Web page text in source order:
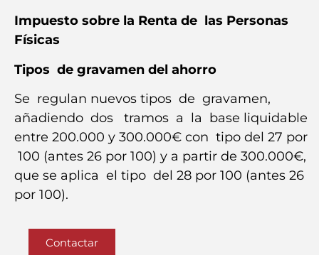
Impuesto sobre la Renta de las Personas
Físicas
Tipos de gravamen del ahorro
Se regulan nuevos tipos de gravamen,
añadiendo dos tramos a la base liquidable
entre 200.000 y 300.000€ con tipo del 27 por
100 (antes 26 por 100) y a partir de 300.000€,
que se aplica el tipo del 28 por 100 (antes 26
por 100).
Contactar